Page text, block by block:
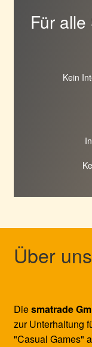
Für
Kein
Über uns
Diesmatrade
zur Unterhaltung
"Casual Games"